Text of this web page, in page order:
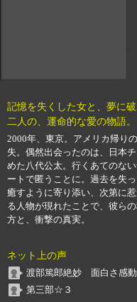
記憶を失くした女と、夢に
二人の、運命的な愛の物語。
2000年、東京。アメリカ帰り
失。偶然出会ったのは、日本
めた八代公太。行くあてのな
ートで匿うことに。過去を失
癒すように寄り添い、次第に
る人物が現れたことで、彼ら
方と、衝撃の真実。
ネット上の声
渡部篤郎絶妙 面白さ感動
第三部☆３